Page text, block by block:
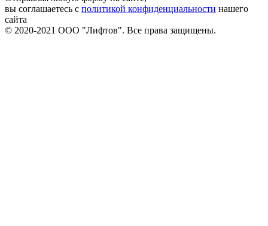
вы соглашаетесь с политикой конфиденциальности нашего
сайта
© 2020-2021 ООО "Лифтов". Все права защищены.